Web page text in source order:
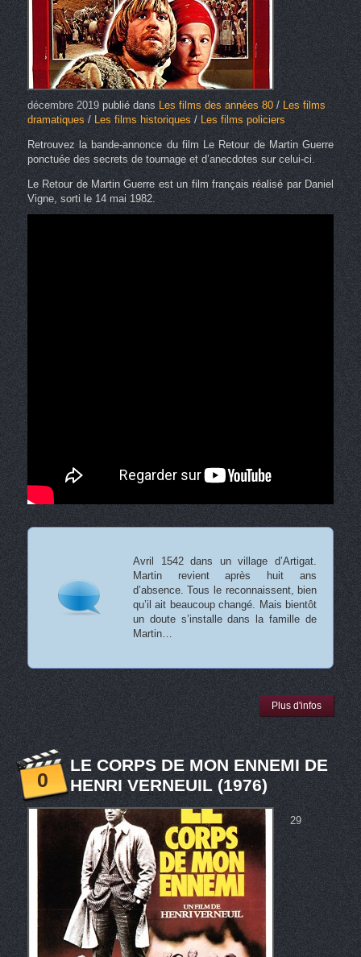
décembre 2019publié dansLes films des années 80/ Les films
dramatiques/ Les films historiques/ Les films policiers
Retrouvez la bande-annonce du film Le Retour de Martin Guerre
ponctuée des secrets de tournage et d’anecdotes sur celui-ci.
Le Retour de Martin Guerre est un film français réalisé par Daniel
Vigne, sorti le 14 mai 1982.
Avril 1542 dans un village d’Artigat.
Martin revient après huit ans
d’absence. Tous le reconnaissent, bien
qu’il ait beaucoup changé. Mais bientôt
un doute s’installe dans la famille de
Martin…
Plus d'infos
0
LE CORPS DE MON ENNEMI DE
HENRI VERNEUIL (1976)
29